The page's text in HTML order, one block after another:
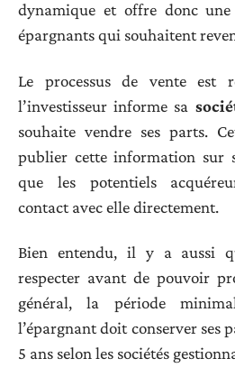
dynamique et offre donc
épargnants qui souhaitent
Le processus de vente est
l’investisseur informe sa
souhaite vendre ses parts.
publier cette information sur
que les potentiels
contact avec elle directement.
Bien entendu, il y a aussi
respecter avant de pouvoir
général, la période
l’épargnant doit conserver ses
5 ans selon les sociétés